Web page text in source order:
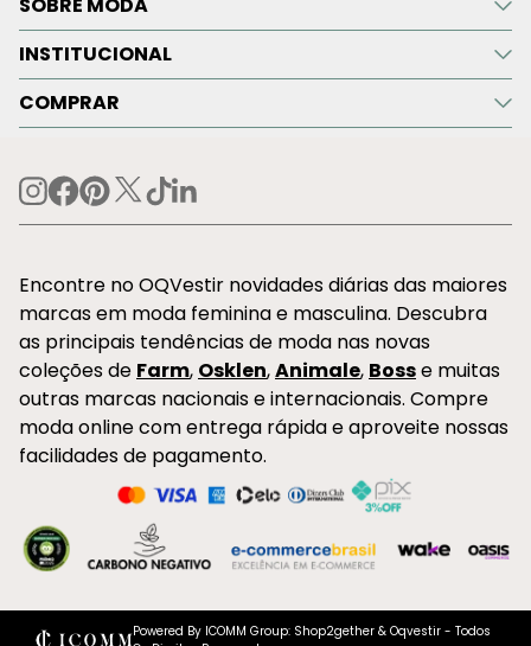
SOBRE MODA
INSTITUCIONAL
COMPRAR
Encontre no OQVestir novidades diárias das maiores
marcas em moda feminina e masculina. Descubra
as principais tendências de moda nas novas
coleções de Farm, Osklen,Animale, Bosse muitas
outras marcas nacionais e internacionais. Compre
moda online com entrega rápida e aproveite nossas
facilidades de pagamento.
Powered By ICOMM Group: Shop2gether & Oqvestir - Todos